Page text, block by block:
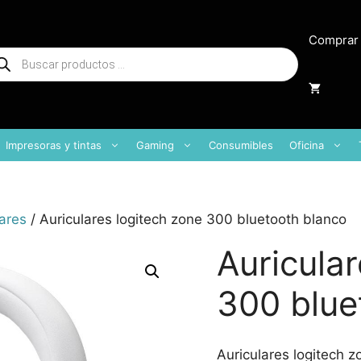
Comprar
Impresoras y tintas Gaming Consumibles Oficina
/ Auriculares logitech zone 300 bluetooth blanco
300
Auriculares logitech